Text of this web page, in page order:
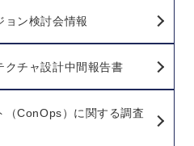
ョン検討会情報
クチャ設計中間報告書
（ConOps）に関する調査